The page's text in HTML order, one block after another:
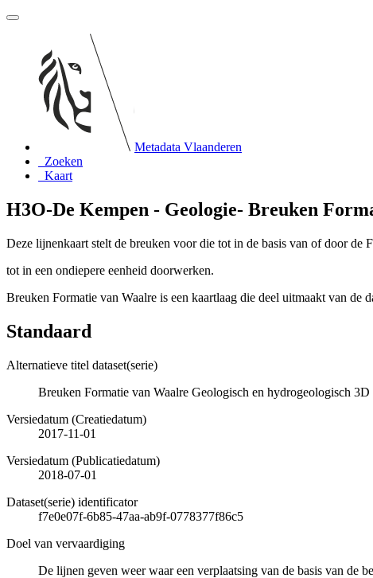
Metadata Vlaanderen
Zoeken
Kaart
H3O-De Kempen - Geologie- Breuken
Deze lijnenkaart stelt de breuken voor die tot in de basis van of door de
tot in een ondiepere eenheid doorwerken.
Breuken Formatie van Waalre is een kaartlaag die deel uitmaakt van de
Standaard
Alternatieve titel dataset(serie)
Breuken Formatie van Waalre Geologisch en hydrogeologisch
Versiedatum (Creatiedatum)
2017-11-01
Versiedatum (Publicatiedatum)
2018-07-01
Dataset(serie) identificator
f7e0e07f-6b85-47aa-ab9f-0778377f86c5
Doel van vervaardiging
De lijnen geven weer waar een verplaatsing van de basis van de